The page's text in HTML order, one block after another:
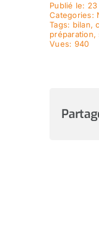
Publié le:
Categories:
Tags: bilan,
préparation,
Vues: 940